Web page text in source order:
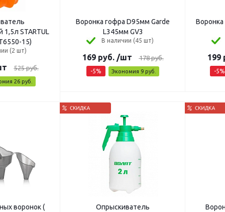
STARTUL
15)
(2 шт)
525руб.
26руб.
Воронка гофра D95мм Garde
L345мм GV3
В наличии (45 шт)
169руб. /шт 178руб.
-5% Экономия 9руб.
Воронка
199
-5%
воронок (
Опрыскиватель